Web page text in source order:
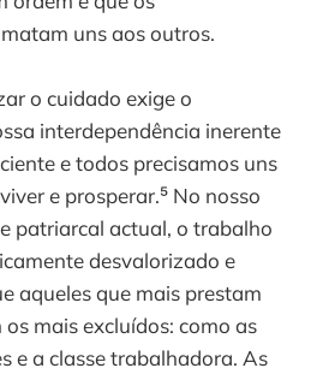
uns aos outros.
o cuidado exige o
interdependência inerente
e todos precisamos uns
e prosperar.⁵ No nosso
patriarcal actual, o trabalho
desvalorizado e
aqueles que mais prestam
mais excluídos: como as
e a classe trabalhadora. As